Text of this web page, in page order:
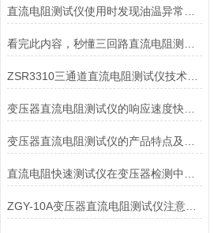
ZSR3310三通道直流电阻测试仪技术特点
变压器直流电阻测试仪的响应速度快、保护功能*
ZGY-10A变压器直流电阻测试仪注意事项